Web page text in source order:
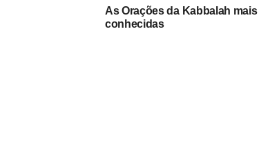
As Orações da Kabbalah mais
conhecidas